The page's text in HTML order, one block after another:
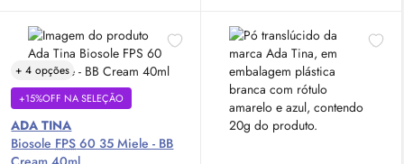
+ 4 opções
+15%OFF NA SELEÇÃO
ADA TINA
BiosoleFPS 60 35 Miele - BB